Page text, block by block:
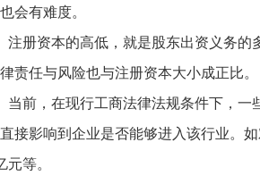
会有难度。
注册资本的高低，就是股东出资义务
责任与风险也与注册资本大小成正比。
当前，在现行工商法律法规条件下，
接影响到企业是否能够进入该行业。
等。